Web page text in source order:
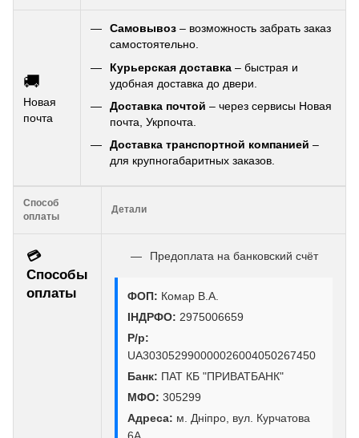
🚚
Новая
почта
Самовывоз – возможность забрать заказ
самостоятельно.
Курьерская доставка – быстрая и
удобная доставка до двери.
Доставка почтой – через сервисы Новая
почта, Укрпочта.
Доставка транспортной компанией –
для крупногабаритных заказов.
Способ
оплаты
Детали
💳
Способы
оплаты
Предоплата на банковский счёт
ФОП: Комар В.А.
ІНДРФО: 2975006659
Р/р:
UA303052990000026004050267450
Банк: ПАТ КБ "ПРИВАТБАНК"
МФО: 305299
Адреса: м. Дніпро, вул. Курчатова